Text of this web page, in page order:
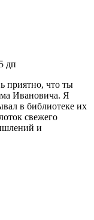
дп
приятно, что ты
Ивановича. Я
в библиотеке их
свежего
и